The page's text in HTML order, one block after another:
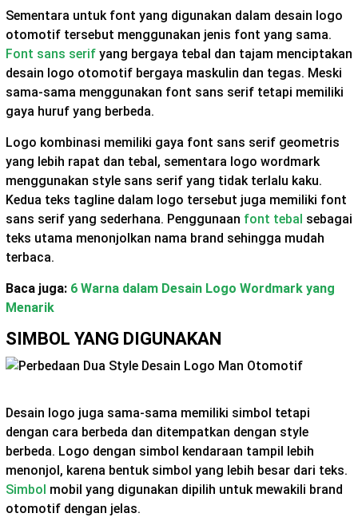
Sementara untuk font yang digunakan dalam desain logo
otomotif tersebut menggunakan jenis font yang sama.
Font sans serif yang bergaya tebal dan tajam menciptakan
desain logo otomotif bergaya maskulin dan tegas. Meski
sama-sama menggunakan font sans serif tetapi memiliki
gaya huruf yang berbeda.
Logo kombinasi memiliki gaya font sans serif geometris
yang lebih rapat dan tebal, sementara logo wordmark
menggunakan style sans serif yang tidak terlalu kaku.
Kedua teks tagline dalam logo tersebut juga memiliki font
sans serif yang sederhana. Penggunaan font tebal sebagai
teks utama menonjolkan nama brand sehingga mudah
terbaca.
Baca juga: 6 Warna dalam Desain Logo Wordmark yang
Menarik
SIMBOL YANG DIGUNAKAN
Desain logo juga sama-sama memiliki simbol tetapi
dengan cara berbeda dan ditempatkan dengan style
berbeda. Logo dengan simbol kendaraan tampil lebih
menonjol, karena bentuk simbol yang lebih besar dari teks.
Simbol mobil yang digunakan dipilih untuk mewakili brand
otomotif dengan jelas.